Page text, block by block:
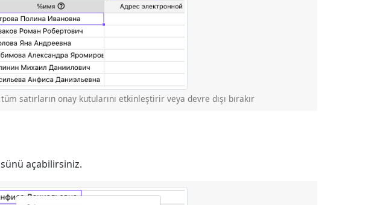
satırların onay kutularını etkinleştirir veya devre dışı bırakır
açabilirsiniz.